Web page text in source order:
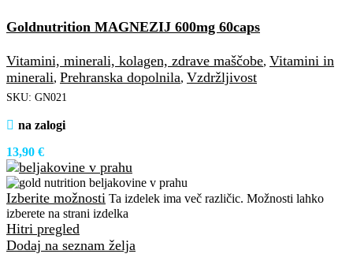
Goldnutrition MAGNEZIJ 600mg 60caps
Vitamini, minerali, kolagen, zdrave maščobe, Vitamini in
minerali, Prehranska dopolnila, Vzdržljivost
SKU: GN021
na zalogi
13,90 €
Izberite možnosti Ta izdelek ima več različic. Možnosti lahko
izberete na strani izdelka
Hitri pregled
Dodaj na seznam želja